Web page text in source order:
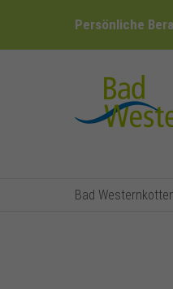
Persönliche
Bad